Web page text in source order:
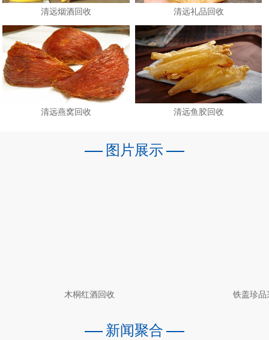
清远烟酒回收 清远礼品回收
清远燕窝回收 清远鱼胶回收
图片展示
木桐红酒回收 铁盖珍品
新闻聚合